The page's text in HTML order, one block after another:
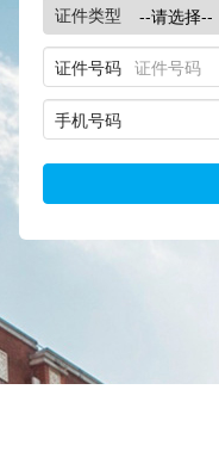
证件类型
证件号码
手机号码